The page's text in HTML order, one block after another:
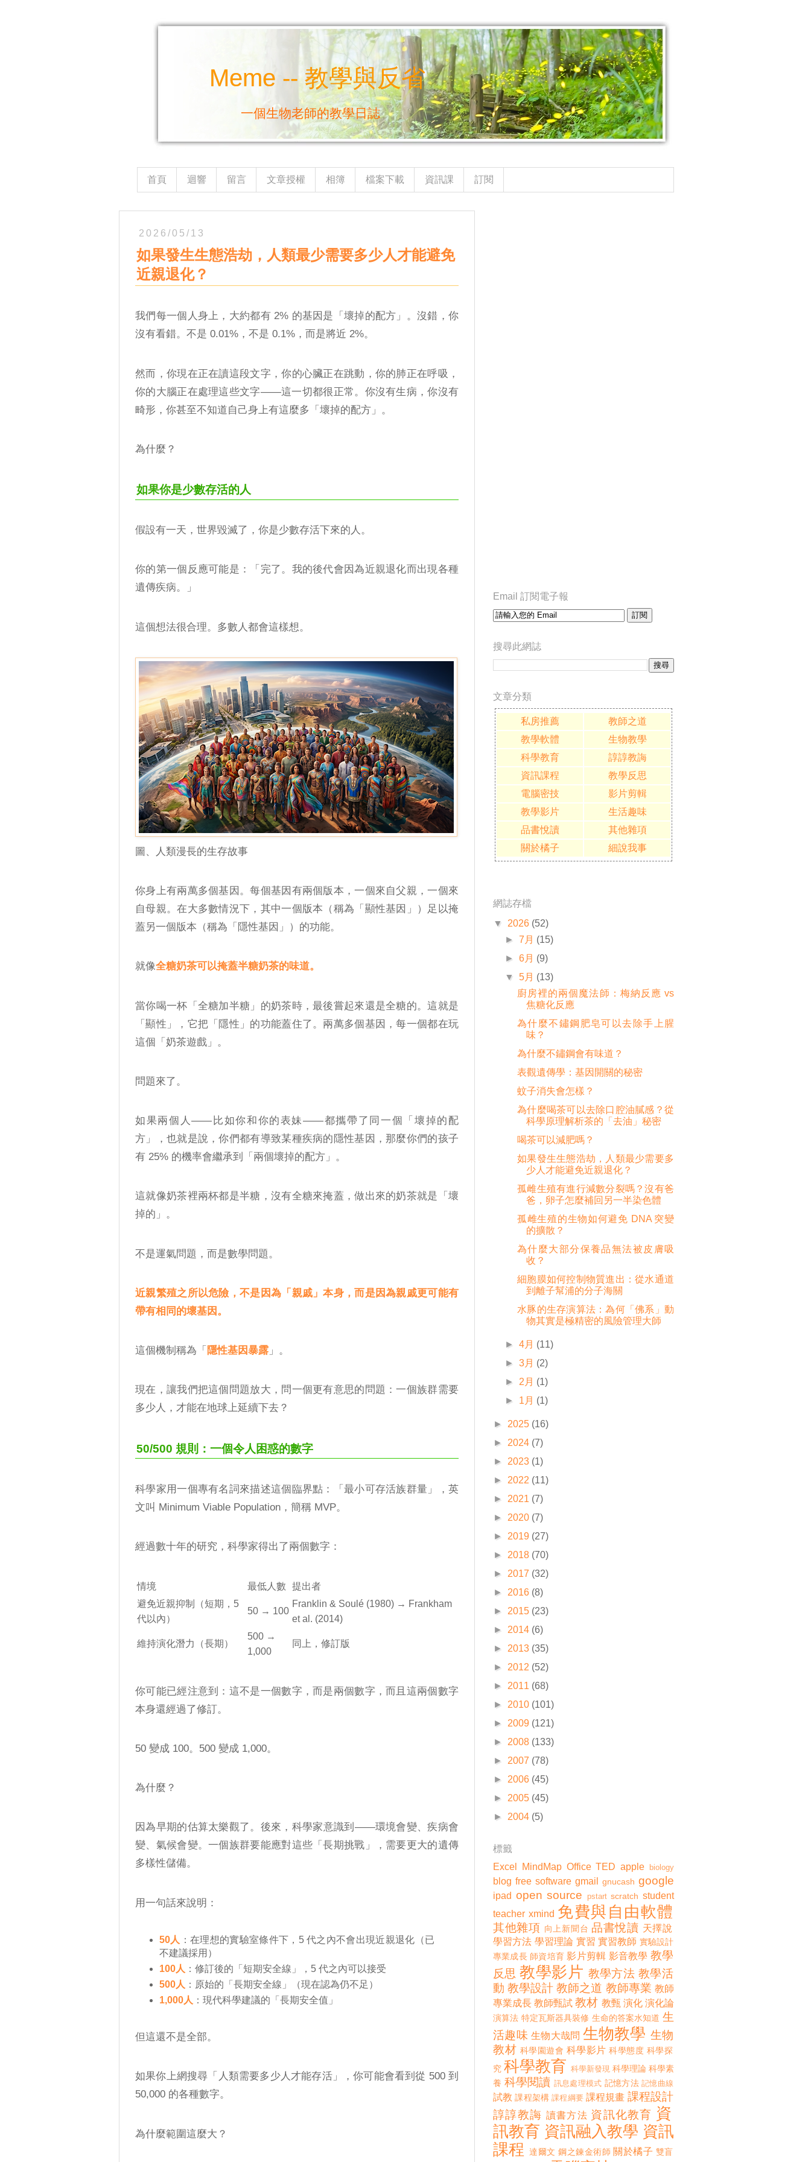
Meme -- 教學與反省
一個生物老師的教學日誌
首頁 迴響 留言 文章授權 相簿 檔案下載 資訊課 訂閱
2026/05/13
如果發生生態浩劫，人類最少需要多少人才能避免
近親退化？
我們每一個人身上，大約都有 2% 的基因是「壞掉的配方」。沒錯，你
沒有看錯。不是 0.01%，不是 0.1%，而是將近 2%。
然而，你現在正在讀這段文字，你的心臟正在跳動，你的肺正在呼吸，
你的大腦正在處理這些文字——這一切都很正常。你沒有生病，你沒有
畸形，你甚至不知道自己身上有這麼多「壞掉的配方」。
為什麼？
如果你是少數存活的人
假設有一天，世界毀滅了，你是少數存活下來的人。
你的第一個反應可能是：「完了。我的後代會因為近親退化而出現各種
遺傳疾病。」
這個想法很合理。多數人都會這樣想。
圖、人類漫長的生存故事
你身上有兩萬多個基因。每個基因有兩個版本，一個來自父親，一個來
自母親。在大多數情況下，其中一個版本（稱為「顯性基因」）足以掩
蓋另一個版本（稱為「隱性基因」）的功能。
就像全糖奶茶可以掩蓋半糖奶茶的味道。
當你喝一杯「全糖加半糖」的奶茶時，最後嘗起來還是全糖的。這就是
「顯性」，它把「隱性」的功能蓋住了。兩萬多個基因，每一個都在玩
這個「奶茶遊戲」。
問題來了。
如果兩個人——比如你和你的表妹——都攜帶了同一個「壞掉的配
方」，也就是說，你們都有導致某種疾病的隱性基因，那麼你們的孩子
有 25% 的機率會繼承到「兩個壞掉的配方」。
這就像奶茶裡兩杯都是半糖，沒有全糖來掩蓋，做出來的奶茶就是「壞
掉的」。
不是運氣問題，而是數學問題。
近親繁殖之所以危險，不是因為「親戚」本身，而是因為親戚更可能有
帶有相同的壞基因。
這個機制稱為「 隱性基因暴露 」。
現在，讓我們把這個問題放大，問一個更有意思的問題：一個族群需要
多少人，才能在地球上延續下去？
50/500 規則：一個令人困惑的數字
科學家用一個專有名詞來描述這個臨界點：「最小可存活族群量」，英
文叫 Minimum Viable Population，簡稱 MVP。
經過數十年的研究，科學家得出了兩個數字：
情境 最低人數
提出者
避免近親抑制（短期，5
代以內）
50 → 100
Franklin & Soulé (1980) → Frankham
et al. (2014)
維持演化潛力（長期）
500 →
1,000
同上，修訂版
你可能已經注意到：這不是一個數字，而是兩個數字，而且這兩個數字
本身還經過了修訂。
50 變成 100。500 變成 1,000。
為什麼？
因為早期的估算太樂觀了。後來，科學家意識到——環境會變、疾病會
變、氣候會變。一個族群要能應對這些「長期挑戰」，需要更大的遺傳
多樣性儲備。
用一句話來說明：
50人 ：在理想的實驗室條件下，5 代之內不會出現近親退化（已
不建議採用）
100人 ：修訂後的「短期安全線」，5 代之內可以接受
500人 ：原始的「長期安全線」（現在認為仍不足）
1,000人 ：現代科學建議的「長期安全值」
但這還不是全部。
如果你上網搜尋「人類需要多少人才能存活」，你可能會看到從 500 到
50,000 的各種數字。
為什麼範圍這麼大？
Email 訂閱電子報
搜尋此網誌
文章分類
私房推薦
教師之道
教學軟體
生物教學
科學教育
諄諄教誨
資訊課程
教學反思
電腦密技
影片剪輯
教學影片
生活趣味
品書悅讀
其他雜項
關於橘子
細說我事
網誌存檔
▼
2026 (52)
►7月 (15)
►6月 (9)
▼
5月 (13)
廚房裡的兩個魔法師：梅納反應 vs
焦糖化反應
為什麼不鏽鋼肥皂可以去除手上腥
味？
為什麼不鏽鋼會有味道？
表觀遺傳學：基因開關的秘密
蚊子消失會怎樣？
為什麼喝茶可以去除口腔油膩感？從
科學原理解析茶的「去油」秘密
喝茶可以減肥嗎？
如果發生生態浩劫，人類最少需要多
少人才能避免近親退化？
孤雌生殖有進行減數分裂嗎？沒有爸
爸，卵子怎麼補回另一半染色體
孤雌生殖的生物如何避免 DNA 突變
的擴散？
為什麼大部分保養品無法被皮膚吸
收？
細胞膜如何控制物質進出：從水通道
到離子幫浦的分子海關
水豚的生存演算法：為何「佛系」動
物其實是極精密的風險管理大師
►4月 (11)
►3月 (2)
► 2月 (1)
► 1月 (1)
► 2025 (16)
► 2024 (7)
► 2023 (1)
► 2022 (11)
► 2021 (7)
► 2020 (7)
► 2019 (27)
► 2018 (70)
► 2017 (32)
► 2016 (8)
► 2015 (23)
► 2014 (6)
► 2013 (35)
► 2012 (52)
► 2011 (68)
► 2010 (101)
► 2009 (121)
► 2008 (133)
► 2007 (78)
► 2006 (45)
► 2005 (45)
► 2004 (5)
標籤
Excel
MindMap Office TED apple biology
blog free software gmail gnucash google
ipad open source pstart scratch student
teacher xmind 免費與自由軟體
其他雜項 向上新聞台 品書悅讀 天擇說
學習方法 學習理論 實習 實習教師 實驗設計
專業成長 師資培育 影片剪輯 影音教學 教學
反思 教學影片 教學方法 教學活
動 教學設計 教師之道 教師專業 教師
專業成長 教師甄試 教材 教甄 演化 演化論
演算法 特定瓦斯器具裝修 生命的答案水知道 生
活趣味 生物大哉問 生物教學 生物
教材 科學園遊會 科學影片 科學態度 科學探
究 科學教育 科學新發現 科學理論 科學素
養 科學閱讀 訊息處理模式 記憶方法 記憶曲線
試教 課程架構 課程綱要 課程規畫 課程設計
諄諄教誨 讀書方法 資訊化教育 資
訊教育 資訊融入教學 資訊
課程
達爾文 鋼之鍊金術師 關於橘子 雙盲